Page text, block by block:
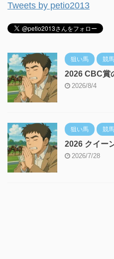
Tweets by petio2013
狙い馬 競馬
2026 CBC賞
2026/8/4
狙い馬 競馬
2026 クイー
2026/7/28